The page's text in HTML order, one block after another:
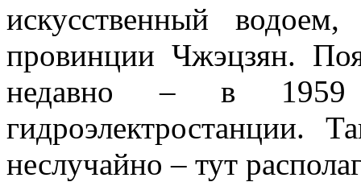
искусственный
провинции Чжэцзян.
недавно – в 1959
гидроэлектростанции.
неслучайно – тут